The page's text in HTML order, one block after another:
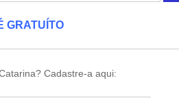
GRATUÍTO
Cadastre-a aqui: